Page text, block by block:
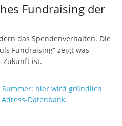
Fundraising der
das Spendenverhalten. Die
Fundraising“ zeigt was
Zukunft ist.